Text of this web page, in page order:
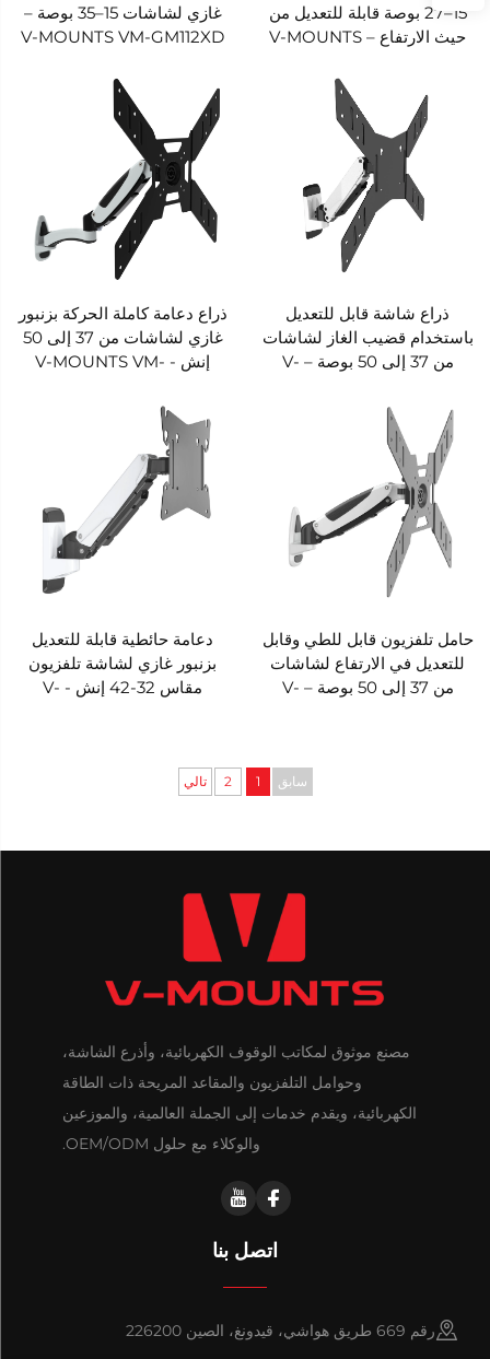
15–27 بوصة قابلة للتعديل من
حيث الارتفاع – V-MOUNTS
غازي لشاشات 15–35 بوصة –
V-MOUNTS VM-GM112XD
ذراع شاشة قابل للتعديل
باستخدام قضيب الغاز لشاشات
من 37 إلى 50 بوصة – V-
ذراع دعامة كاملة الحركة بزنبور
غازي لشاشات من 37 إلى 50
إنش - V-MOUNTS VM-
حامل تلفزيون قابل للطي وقابل
للتعديل في الارتفاع لشاشات
من 37 إلى 50 بوصة – V-
دعامة حائطية قابلة للتعديل
بزنبور غازي لشاشة تلفزيون
مقاس 32-42 إنش - V-
سابق 1
2 تالي
مصنع موثوق لمكاتب الوقوف الكهربائية، وأذرع الشاشة،
وحوامل التلفزيون والمقاعد المريحة ذات الطاقة
الكهربائية، ويقدم خدمات إلى الجملة العالمية، والموزعين
والوكلاء مع حلول OEM/ODM.
اتصل بنا
رقم 669 طريق هواشي، قيدونغ، الصين 226200